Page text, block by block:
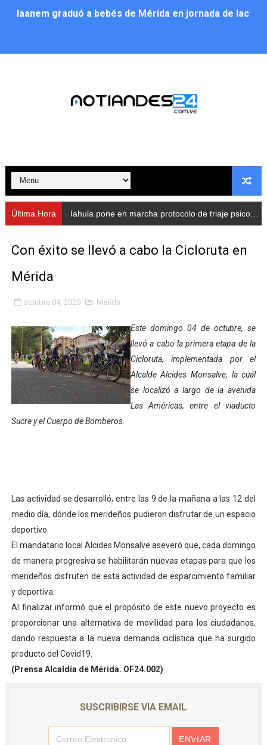
Iaanem graduó a bebés de Mérida en jornada de
Alcalde Nelson Álvarez llevó jornada recreativa a la
Nevado Gas optimiza servicio residencial en la
Balance semestral impulsa inclusión y atención a
Plan Vacacional Comunitario “Ríe 2026” recorre las
Alcaldía del Municipio Libertador realizó una jornada
Fundacite Mérida dicta taller gratuito de electrónica
INN-Mérida celebró el Lacto grado para promover el
Impulsan plan estratégico de seguridad ciudadana
Mérida impulsa desarrollo económico con taller de
Fomficc consolida alianzas e impulsa la economía
Niños de Estudiantes de Mérida sembraron 110
Entregan planta eléctrica para fortalecer la atención
Expertos inspeccionan espacios del OAN para la
Dictan MasterClass en el marco del Encuentro LAGO
Campo Elías avanza con plan de asfaltado
Encuentro estadal fortalece la coordinación de
Gobernador Arnaldo Sánchez apadrina a más de 993
Plan Quirúrgico Regional llega a Pueblo Llano con la
Última Hora Iahula pone en marcha protocolo de triaje psicosocial para atender a rescatistas
Con éxito se llevó a cabo la Cicloruta en
Mérida
octubre 04, 2020 Mérida
Este domingo 04 de octubre, se
llevó a cabo la primera etapa de la
Cicloruta, implementada por el
Alcalde Alcides Monsalve, la cuál
se localizó a largo de la avenida
Las Américas, entre el viaducto
Sucre y el Cuerpo de Bomberos.
Las actividad se desarrolló, entre las 9 de la mañana a las 12 del
medio día, dónde los merideños pudieron disfrutar de un espacio
deportivo.
El mandatario local Alcides Monsalve aseveró que, cada domingo
de manera progresiva se habilitarán nuevas etapas para que los
merideños disfruten de esta actividad de esparcimiento familiar
y deportiva.
Al finalizar informó que el propósito de este nuevo proyecto es
proporcionar una alternativa de movilidad para los ciudadanos,
dando respuesta a la nueva demanda ciclística que ha surgido
producto del Covid19.
(Prensa Alcaldía de Mérida. OF24.002)
SUSCRIBIRSE VIA EMAIL